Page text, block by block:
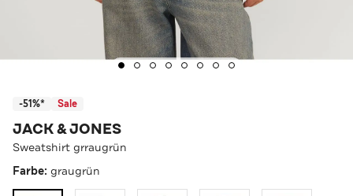
-51%* Sale
JACK & JONES
Sweatshirt grraugrün
Farbe: graugrün